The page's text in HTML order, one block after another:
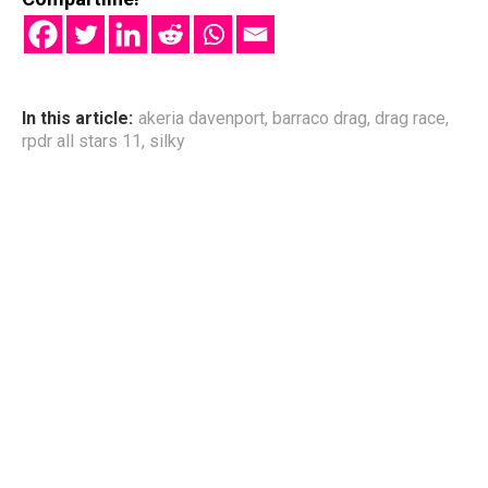
In this article: akeria davenport, barraco drag, drag race,
rpdr all stars 11 , silky